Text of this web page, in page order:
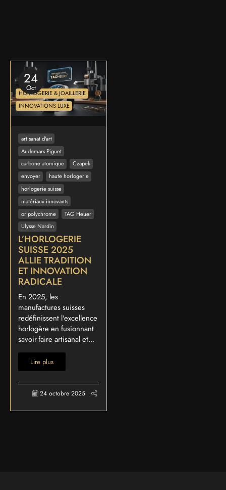
24
Oct
HORLOGERIE & JOAILLERIE
INNOVATIONS LUXE
artisanat d'art
Audemars Piguet
carbone atomique
Czapek
envoyer
haute horlogerie
horlogerie suisse
matériaux innovants
or polychrome
TAG Heuer
Ulysse Nardin
L’HORLOGERIE
SUISSE 2025
ALLIE TRADITION
ET INNOVATION
RADICALE
En 2025, les
manufactures suisses
redéfinissent l'excellence
horlogère en fusionnant
savoir-faire artisanal et...
Lire plus
24 octobre 2025